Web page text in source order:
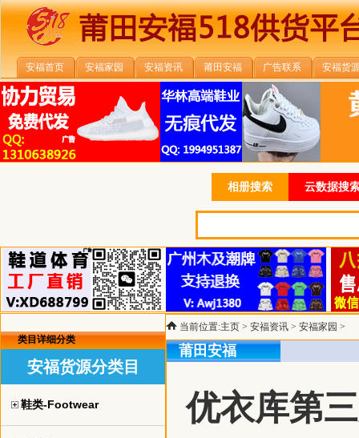
安福首页 安福家园 安福资讯 莆田安福 广告联系 安福货
相册搜索 云数据搜
类目详细分类
安福货源分类目
鞋类-Footwear
当前位置:主页 > 安福资讯 > 安福家园 >
莆田安福
优衣库第